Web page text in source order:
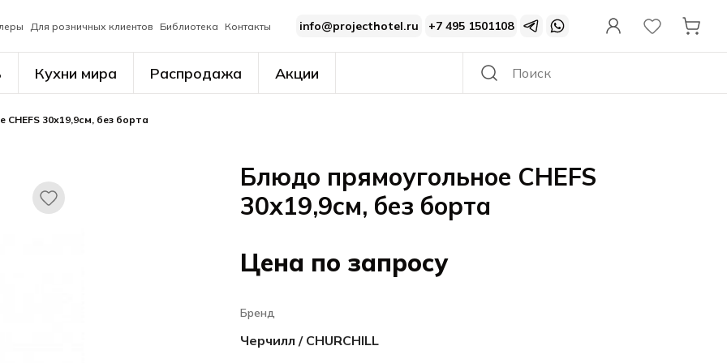
Для розничных клиентов Библиотека Контакты info@projecthotel.ru +7 495 1501108
Кухни мира Распродажа Акции
30х19,9см, без борта
Блюдо прямоугольное CHEFS
30х19,9см, без борта
Цена по запросу
Бренд
Черчилл / CHURCHILL